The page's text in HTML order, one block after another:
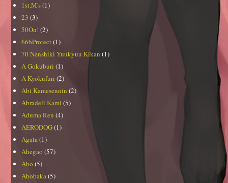
1st.M's(1)
23 (3)
50On! (2)
666Protect (1)
70 Nenshiki Yuukyuu Kikan (1)
A Gokuburi (1)
A Kyokufuri (2)
Abi Kamesennin (2)
Abradeli Kami (5)
Aduma Ren (4)
AERODOG(1)
Agata(1)
Ahegao (57)
Aho (5)
Ahobaka(5)